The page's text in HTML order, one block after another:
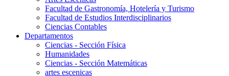
Facultad de Gastronomía, Hotelería y Turismo
Facultad de Estudios Interdisciplinarios
Ciencias Contables
Departamentos
Ciencias - Sección Física
Humanidades
Ciencias - Sección Matemáticas
artes escenicas